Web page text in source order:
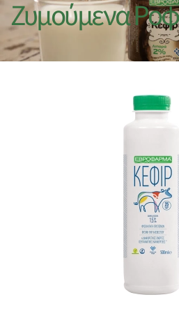
Ζυμούμενα